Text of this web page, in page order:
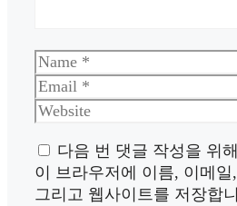
Name
Email
Website
다음 번 댓글 작성을 위해
이 브라우저에 이름, 이메일,
그리고 웹사이트를 저장합니